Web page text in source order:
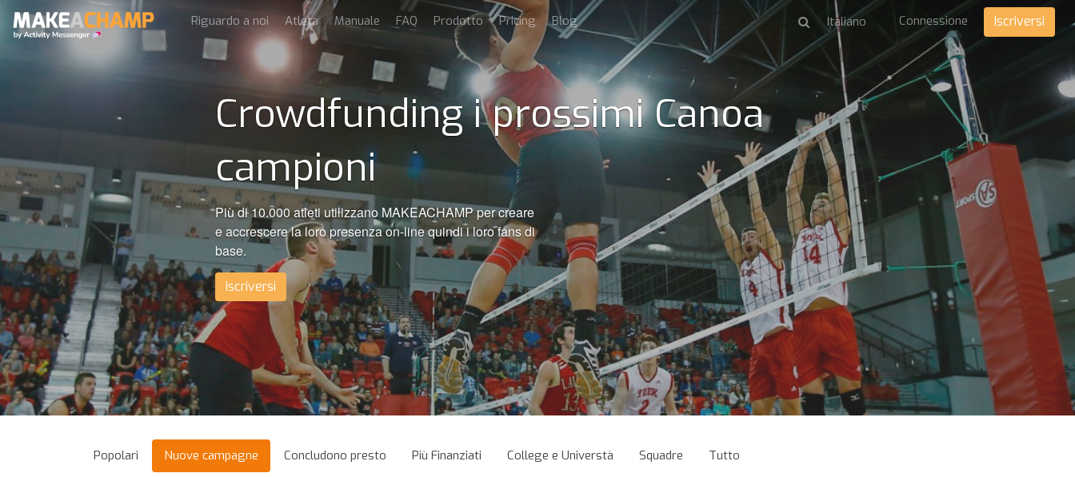
Riguardo a noi Atleta Manuale FAQ Prodotto Pricing Blog Connessione Iscriversi
Crowdfunding i prossimi Canoa
campioni
Più di 10.000 atleti utilizzano MAKEACHAMP per creare
e accrescere la loro presenza on-line quindi i loro fans di
base.
Iscriversi
Popolari Nuove campagne Concludono presto Più Finanziati College e Universtà Squadre Tutto